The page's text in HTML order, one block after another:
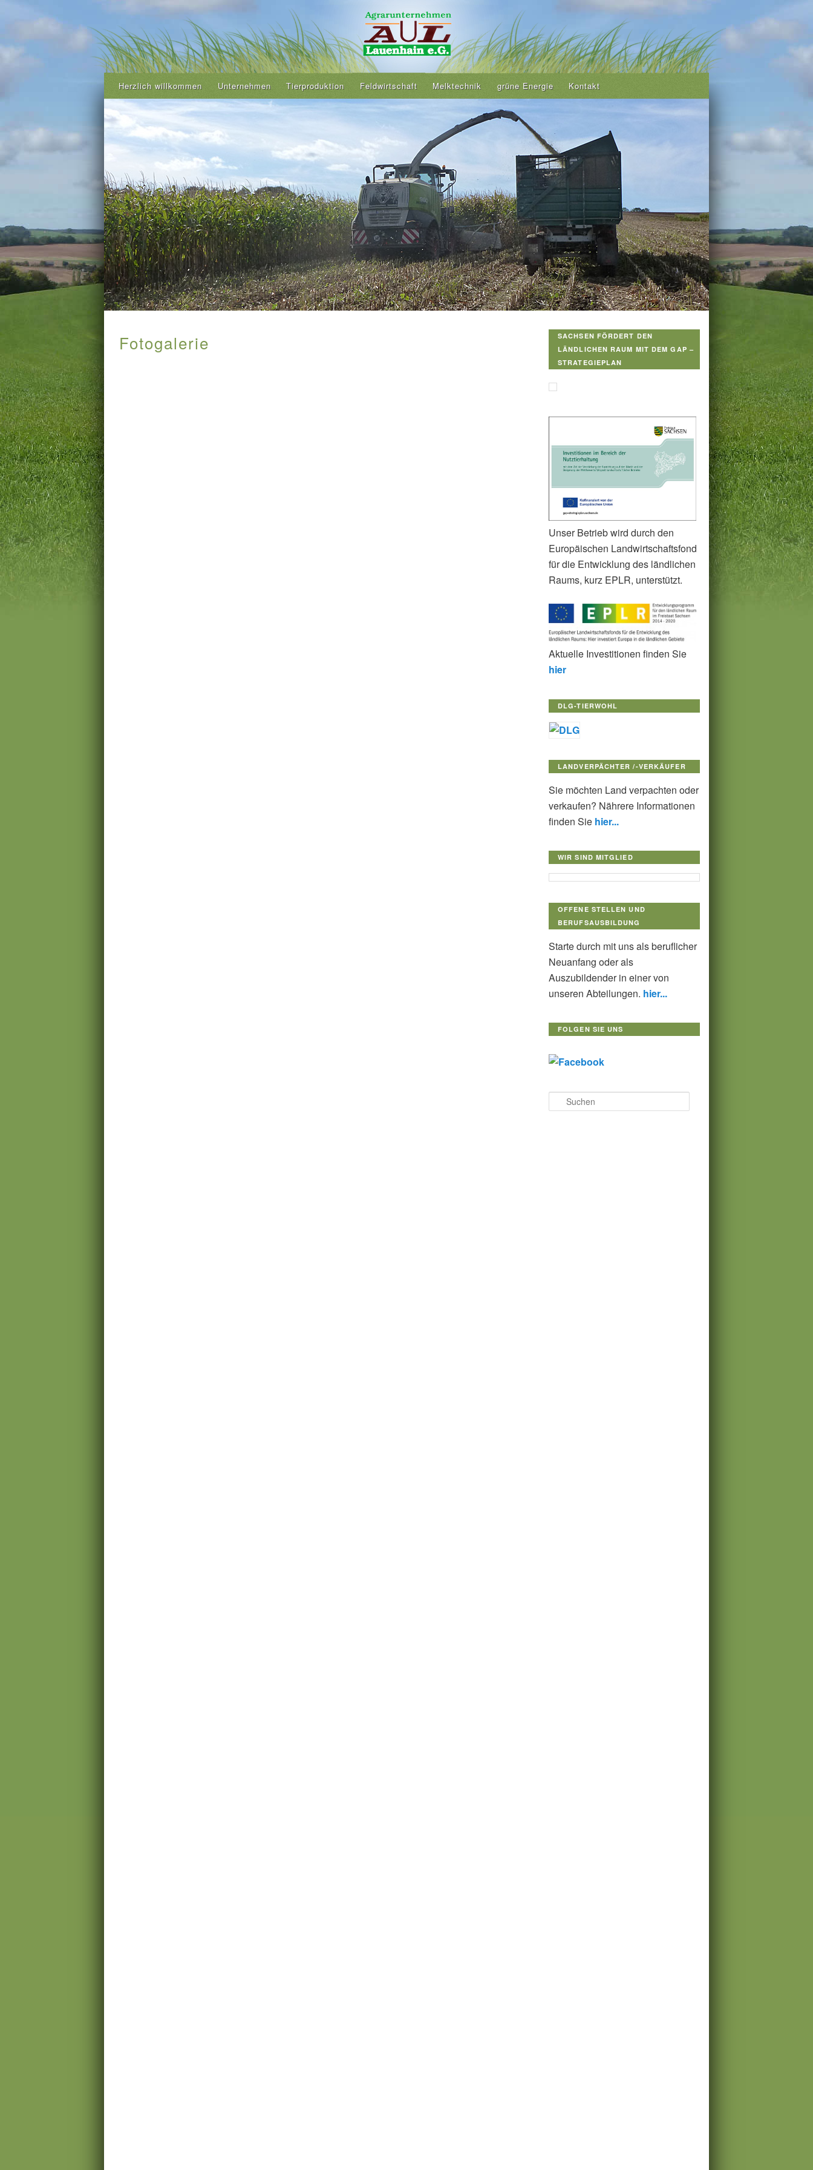
Herzlich willkommen Unternehmen Tierproduktion Feldwirtschaft Melktechnik grüne Energie Kontakt
Fotogalerie
SACHSEN FÖRDERT DEN
LÄNDLICHEN RAUM MIT DEM GAP –
STRATEGIEPLAN
Unser Betrieb wird durch den
Europäischen Landwirtschaftsfond
für die Entwicklung des ländlichen
Raums, kurz EPLR, unterstützt.
Aktuelle Investitionen finden Sie
hier
DLG-TIERWOHL
LANDVERPÄCHTER /-VERKÄUFER
Sie möchten Land verpachten oder
verkaufen? Nährere Informationen
finden Sie hier...
WIR SIND MITGLIED
OFFENE STELLEN UND
BERUFSAUSBILDUNG
Starte durch mit uns als beruflicher
Neuanfang oder als
Auszubildender in einer von
unseren Abteilungen. hier...
FOLGEN SIE UNS
Suchen